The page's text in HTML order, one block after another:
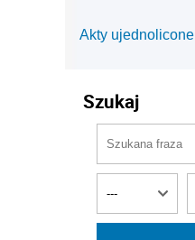
Akty ujednolicone
Szukaj